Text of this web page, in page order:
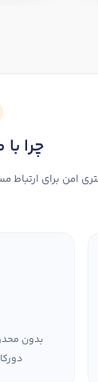
چرا
برای ارتباط
بدون